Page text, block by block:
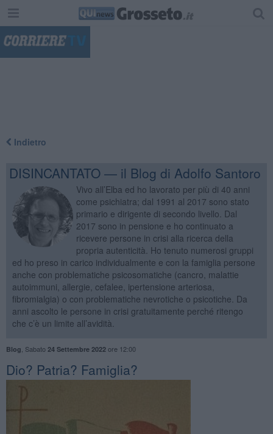
Indietro
DISINCANTATO — il Blog di Adolfo Santoro
Vivo all’Elba ed ho lavorato per più di 40 anni
come psichiatra; dal 1991 al 2017 sono stato
primario e dirigente di secondo livello. Dal
2017 sono in pensione e ho continuato a
ricevere persone in crisi alla ricerca della
propria autenticità. Ho tenuto numerosi gruppi
ed ho preso in carico individualmente e con la famiglia persone
anche con problematiche psicosomatiche (cancro, malattie
autoimmuni, allergie, cefalee, ipertensione arteriosa,
fibromialgia) o con problematiche nevrotiche o psicotiche. Da
anni ascolto le persone in crisi gratuitamente perché ritengo
che c’è un limite all’avidità.
Blog Sabato 24 Settembre 2022ore 12:00
​Dio? Patria? Famiglia?